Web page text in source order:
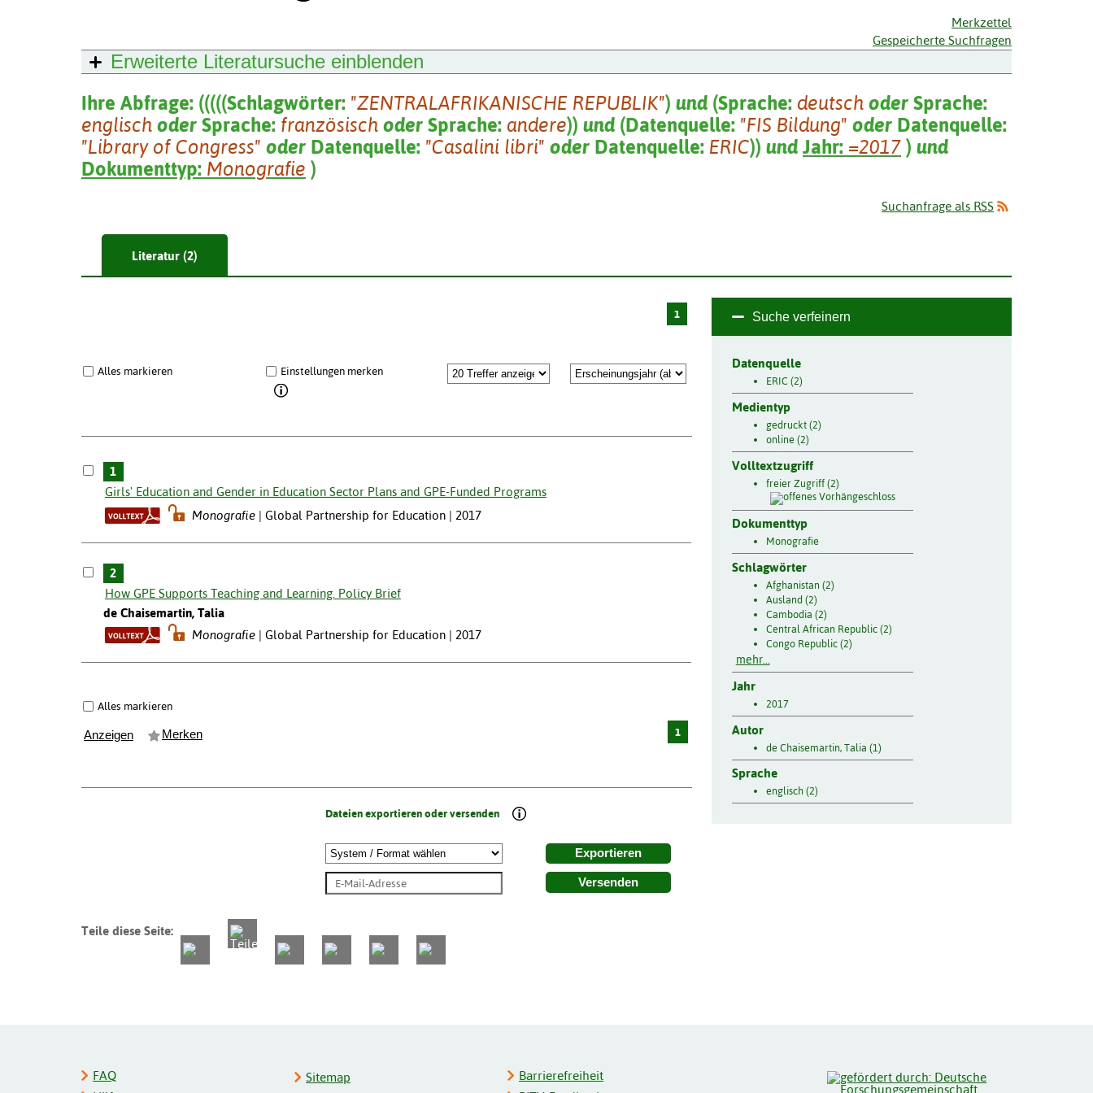
Merkzettel
Gespeicherte Suchfragen
Erweiterte Literatursuche einblenden
Ihre Abfrage: (((((Schlagwörter: "ZENTRALAFRIKANISCHE REPUBLIK") und (Sprache: deutsch oder Sprache:
englisch oder Sprache: französisch oder Sprache: andere)) und (Datenquelle: "FIS Bildung" oder Datenquelle:
"Library of Congress" oder Datenquelle: "Casalini libri" oder Datenquelle: ERIC)) und Jahr: =2017 ) und
Dokumenttyp: Monografie )
Suchanfrage als RSS
Literatur (2)
1
Alles markieren Einstellungen merken
1
Girls' Education and Gender in Education Sector Plans and GPE-Funded Programs
Monografie
Global Partnership for Education | 2017
2
How GPE Supports Teaching and Learning. Policy Brief
de Chaisemartin, Talia
Monografie
Global Partnership for Education | 2017
Alles markieren
Anzeigen Merken 1
Dateien exportieren oder versenden
Exportieren
Versenden
Suche verfeinern
Datenquelle
ERIC (2)
Medientyp
gedruckt (2)
online (2)
Volltextzugriff
freier Zugriff (2)
Dokumenttyp
Monografie
Schlagwörter
Afghanistan (2)
Ausland (2)
Cambodia (2)
Central African Republic (2)
Congo Republic (2)
mehr...
Jahr
2017
Autor
de Chaisemartin, Talia (1)
Sprache
englisch (2)
Teile diese Seite:
FAQ
Sitemap
Barrierefreiheit